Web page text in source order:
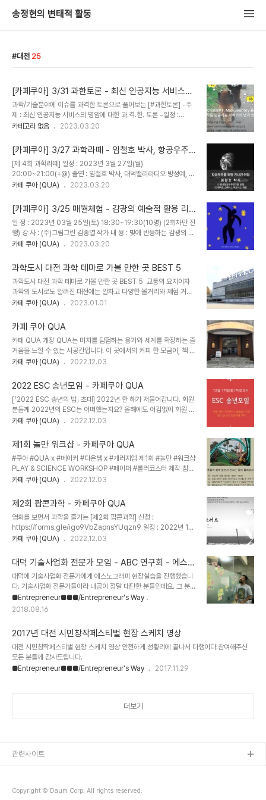
송정현의 변태적 활동
대전 25
[카페쿠아] 3/31 과한토론 - 최신 인공지능 서비스에
대한 과격한 명암 논쟁
과학/기술분야에 이슈를 과격한 토론으로 풀어보는 [#과한토론] -주
제 : 최신 인공지능 서비스의 명암에 대한 과.격.한. 토론 -일정 :
2023년 03월 31일(금) 20:00 ~ 21:00 -장소 : 카페쿠아 (대전시
(마케팅 전문가) 주의 활용 - 동명대 원종윤 교수 (교육, 서비스 디자
인 전문가) 경계 - 김상현 작가 (인공지능 무엇이 문제인가 등 다수 저
술) -내용 : 다양한 관점으로 살펴보는 ChatGPT 등 각종 인공지능
서비스의 유용함과 위험함에 대해 과학적이며 격식없이 이야기 나누
어 보는 토론장 -문의 : 010-5455-5897 /
카테고리 없음 2023.03.20
[카페쿠아] 3/27 과학라떼 - 임철호 박사, 항공우주
를 위한 기나긴 여정
[제 4회 과학라떼] 일정 : 2023년 3월 27일(월)
20:00~21:00(+@) 출연 : 임철호 박사, 대덕밸리라디오 방성예, 카
페쿠아 송정현 내용 : 수직 이착륙 스마트 무인기부터 누리호까지 라떼
지난 3회 과학라떼 방송부터 유튜브 방송을 온/오프라인 공개 방송으
로 전환했습니다. 이번 4회차 과학라떼는 항공우주 분야의 전문가이
신 임철호 박사(전 항공우주연구원 원장, 현 에어로 스페이스 파트너
스 대표)를 모셨어요. 관련 관심있는 과학자, 공학자, 메이커 등 일반시
민들도 공개 방청이 가능합니다. 방송 후 임박사님과 자유로운 네트워
은 자유롭게 방송 시간 전에 오셔..
카페 쿠아 (QUA) 2023.03.20
[카페쿠아] 3/25 매월체험 - 감광의 예술적 활용 리
소그라피
일 정 : 2023년 03월 25일(토) 18:30~19:30(10명) (2회차만 진
행) 강 사 : (주)그림그린 김종열 작가 내 용 : 빛에 반응하는 감광의 과
학적 원리에 대한 간단한 강의, 감광 원리를 활용한 예술적 활동 리소
성로61번안길 53) 비 용 : 1인당 4만원(입금 완료 시 신청 완료됨) 문
의 : 042-867-5897 sciencecafekorea@gmail.com 이번
매월체험 프로그램은 우주의 시작, 빅뱅을 주제로 하는 만큼 빛을 활용
한 체험으로 준비해보았습니다. 아이작 아시모프의 '최후의 질문' 마지
막 문장처럼, "빛이 있으라! 그러자, 빛이 있었다."에서 영감을 받아 빛
카페 쿠아 (QUA) 2023.03.20
과학도시 대전 과학 테마로 가볼 만한 곳 BEST 5
과학도시 대전 과학 테마로 가볼 만한 곳 BEST 5 ​ 교통의 요지이자
과학의 도시로도 알려진 대전에는 알차고 다양한 볼거리와 체험 거리
가 있습니다. 국립중앙과학관과 한밭수목원, 과학카페 쿠아는 과학의
연휴양림, 대청호, 계족산 황톳길은 자연 속에서 지친 몸과 마음을 힐
링하기 좋다. 유성온천은 사계절 휴양지로 유명하다. ​ 1. 국립중앙과학
관 추천: 커플, 가족, 역사, 싱글, 단체 ​아이들과 함께 대전을 여행한다
면 꼭 방문해 보길 추천. 자연사관, 인류관, 천체관, 미래기술관, 생물
탐구관, 창의나래관, 꿈아띠체험관 등 다양한 전시관이 있다. 제대로
하고 진귀한 전시물을 ..
카페 쿠아 (QUA) 2023.01.01
카페 쿠아 QUA
카페 QUA 개장 QUA는 미지를 탐험하는 용기와 세계를 확장하는 즐
거움을 느낄 수 있는 시공간입니다. 이 곳에서의 커피 한 모금이, 책 속
의 문장 하나가, 대화 한 마디가 당신의 세계를 더 넓고 깊게 만듭니다.
수 있는 곳, 실패를 가치있게 끌어 안는 곳, 그리하여 새로운 발견을 이
끌어 내는 곳. QUA로 오셔서 새로운 탐험을 떠나 보세요. #쿠아
#QUA 전화 : 042-867-5897 이메일 :
sciencecafekorea@gmail.com 주소 : 대전 유성구 신성로61
번안길 53 1층 (신성동) 카카오맵 http://kko.to/leOouFxH-O 네
카페 쿠아 (QUA) 2022.12.03
2022 ESC 송년모임 - 카페쿠아 QUA
[「2022 ESC 송년의 밤」 초대] 2022년 한 해가 저물어갑니다. 회원
분들께 2022년의 ESC는 어떠했는지요? 올해에도 어김없이 회원 분
들이 한 자리에 모이는 ESC 송년모임을 주최합니다. 송년모임을 통해
ESC 회원 분들의 많은 참여 바랍니다. 감사합니다. 일시: 12/17(토)
오후 6~10시 (KST) 장소: 서울/대전 동시진행 (참가 택일) 신청:
https://event-us.kr/m/51695/2449 ※ 상세 안내는 신청 링크
확인
카페 쿠아 (QUA) 2022.12.03
제1회 놀만 워크샵 - 카페쿠아 QUA
#쿠아 #QUA x #메이커 #다은쌤 x #게러지엠 제1회 #놀만 #워크샵
PLAY & SCIENCE WORKSHOP #페이퍼 #롤러코스터 제작 참가
신청 : https://forms.gle/ofRUj3qQGxjLn7Xy6 놀만 워크샵은
함께 종이로 롤러코스터를 만들어보고 구슬을 굴려서 20초 이상 롤러
코스터에서 운동하게 하는 것이 목표입니다. 놀고 만들며 과학 원리도
쉽게 익힐 수 있습니다. 지금 바로 참가 신청하세요! 일 정 : 2022년
12월 4일(일) 14:00 – 18:00 대 상 : 초~중등 자녀를 둔 가족 구성
원 모두 장 소 : 카페 쿠아 (대전시 유성구 신성로61번안길 53 1층)
카페 쿠아 (QUA) 2022.12.03
제2회 팝콘과학 - 카페쿠아 QUA
영화를 보면서 과학을 즐기는 [제2회 팝콘과학] 신청 :
https://forms.gle/igo9VbZapnsYUqzn9 일정 : 2022년 12
월 07일(수) 18:00 – 19:30 주제 : 자산어보와 정약전 장소 : QUA
음료 포함) 발표 : 씨드콥 김진형 본부장 내용 : 우리나라 과학 위인 정
약전과 재미난 과학 유산 이야기 주최/주관 : 씨드콥, 코리안 사이언스
크루, Cafe QUA, 게러지엠 후원 : 한국과학창의재단, 과학기술정보
통신부 #QUA #쿠아 #씨드콥 #코리안사이언스크루 #카페 #CAFE
#과학 #팝콘과학 #팝콘 #영화 #자산어보 #정약전 #과학유산 #커피
맛집 #과학굿즈 #김진형 #게러지엠 #카페쿠아 #대전 ..
카페 쿠아 (QUA) 2022.12.03
대덕 기술사업화 전문가 모임 - ABC 연구회 - 에스노
그래피 현장실습
대덕에 기술사업화 전문가에게 에스노그래피 현장실습을 진행했습니
다. 기술사업화 전문가들이라 내공이 정말 대단한 분들인데요. 그 분들
을 대상으로 Training for Trainer 프로그램을 진행했습니다. 기존
에 기술을 기반으로 사업화 전략을 짜고 수행했던 분들이라..... 어쩌면
지시진 않을까? 조심스러웠는데..... 다들 즐겁게 임해주셨습니다. 토
론은 정말 각각의 전문가 분들이 쏟아내는 그 내공이야 말로 대단하다
는 감탄이 절로 나왔습니다. 디자인씽킹, 서비스 디자인 등 다양한 방
법론도 익히고 계셨던 터라 쉽게 깊게 이해하신듯. 에스노그래피 분류
체계와 성분 분석 진행 중입니다. 고객구매요인에 대해 브레인라이팅
■Entrepreneur■■■/Entrepreneur's Way
2018.08.16
2017년 대전 시민창작페스티벌 현장 스케치 영상
대전 시민창작페스티벌 현장 스케치 영상 안전하게 성황리에 끝나서 다행이다.참여해주신
모든 분들께 감사드립니다.
■Entrepreneur■■■/Entrepreneur's Way
2017.11.29
더보기
Copyright © Daum Corp. All rights reserved.
관련사이트